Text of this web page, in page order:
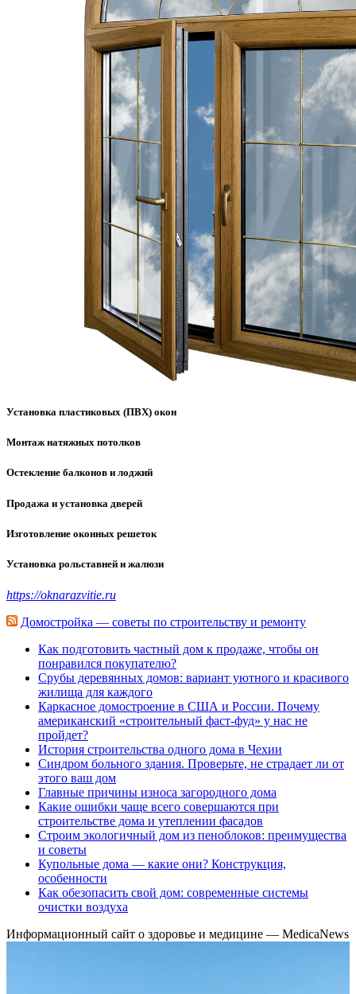
Установка пластиковых (ПВХ) окон
Монтаж натяжных потолков
Остекление балконов и лоджий
Продажа и установка дверей
Изготовление оконных решеток
Установка рольставней и жалюзи
https://oknarazvitie.ru
Домостройка — советы по строительству и ремонту
Как подготовить частный дом к продаже, чтобы он
понравился покупателю?
Срубы деревянных домов: вариант уютного и красивого
жилища для каждого
Каркасное домостроение в США и России. Почему
американский «строительный фаст-фуд» у нас не
пройдет?
История строительства одного дома в Чехии
Синдром больного здания. Проверьте, не страдает ли от
этого ваш дом
Главные причины износа загородного дома
Какие ошибки чаще всего совершаются при
строительстве дома и утеплении фасадов
Строим экологичный дом из пеноблоков: преимущества
и советы
Купольные дома — какие они? Конструкция,
особенности
Как обезопасить свой дом: современные системы
очистки воздуха
Информационный сайт о здоровье и медицине — MedicaNews